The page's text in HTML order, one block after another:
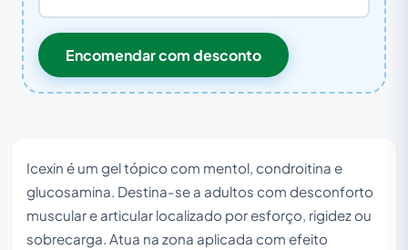
Encomendar com desconto
Icexin é um gel tópico com mentol, condroitina e
glucosamina. Destina-se a adultos com desconforto
muscular e articular localizado por esforço, rigidez ou
sobrecarga. Atua na zona aplicada com efeito